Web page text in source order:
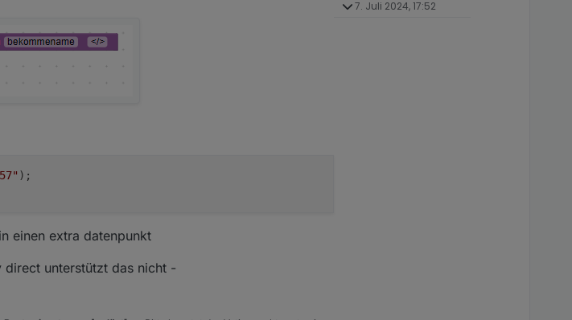
);
einen extra datenpunkt
unterstützt das nicht -
7. Juli 2024, 17:52